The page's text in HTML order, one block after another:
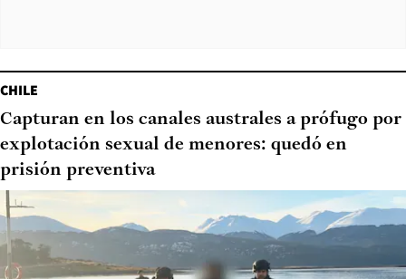
CHILE
Capturan en los canales australes a prófugo por
explotación sexual de menores: quedó en
prisión preventiva